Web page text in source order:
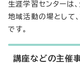
生涯学習センターは
地域活動の場として
です。
講座などの主催